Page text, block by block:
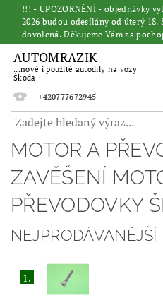
!!! - UPOZORNĚNÍ - objednávky
2026 budou odesílány od úterý 18.
dovolená. Děkujeme Vám za
AUTOMRAZIK
...nové i použité autodíly na vozy
Škoda
+420777672945
MOTOR A
ZAVĚŠENÍ
PŘEVODOVKY
NEJPRODÁVANĚJŠÍ
1.